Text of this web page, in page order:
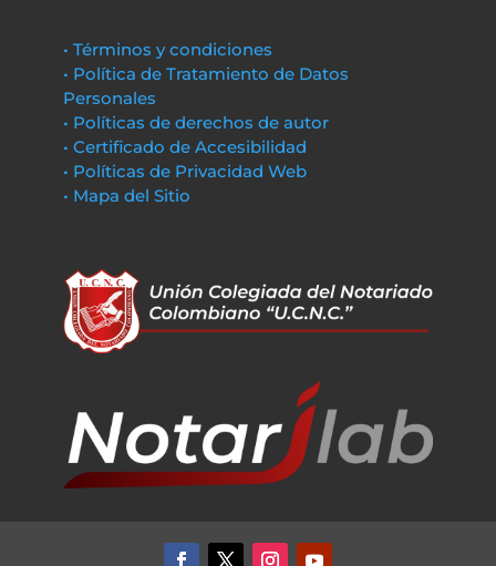
• Términos y condiciones
• Política de Tratamiento de Datos
Personales
• Políticas de derechos de autor
• Certificado de Accesibilidad
• Políticas de Privacidad Web
• Mapa del Sitio